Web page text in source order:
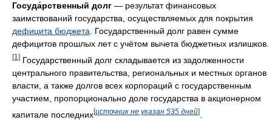
Госуда́рственный долг — результат финансовых
заимствований государства, осуществляемых для покрытия
дефицита бюджета. Государственный долг равен сумме
дефицитов прошлых лет с учётом вычета бюджетных излишков.
[1] Государственный долг складывается из задолженности
центрального правительства, региональных и местных органов
власти, а также долгов всех корпораций с государственным
участием, пропорционально доле государства в акционерном
капитале последних[источник не указан 535 дней]